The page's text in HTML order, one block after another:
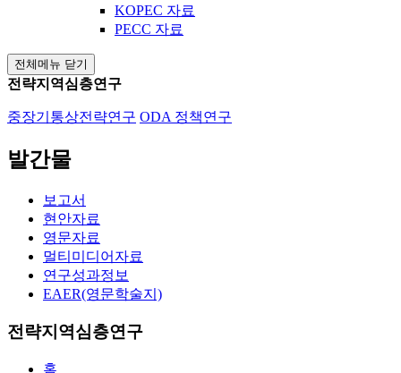
KOPEC 자료
PECC 자료
전체메뉴 닫기
전략지역심층연구
중장기통상전략연구 ODA 정책연구
발간물
보고서
현안자료
영문자료
멀티미디어자료
연구성과정보
EAER(영문학술지)
전략지역심층연구
홈